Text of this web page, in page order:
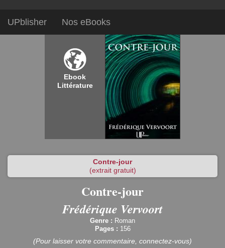
UPblisher Nos eBooks
Ebook
Littérature
Contre-jour
(extrait gratuit)
Contre-jour
Frédérique Vervoort
Genre : Roman
Pages : 156
(Pour laisser votre commentaire, connectez-vous)